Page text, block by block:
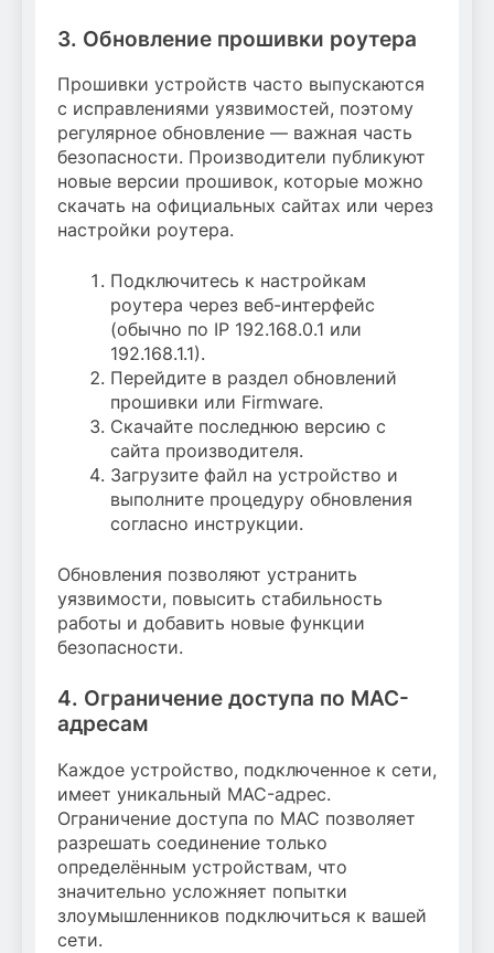
3. Обновление прошивки роутера
Прошивки устройств часто выпускаются
с исправлениями уязвимостей, поэтому
регулярное обновление — важная часть
безопасности. Производители публикуют
новые версии прошивок, которые можно
скачать на официальных сайтах или через
настройки роутера.
Подключитесь к настройкам
роутера через веб-интерфейс
(обычно по IP 192.168.0.1 или
192.168.1.1).
Перейдите в раздел обновлений
прошивки или Firmware.
Скачайте последнюю версию с
сайта производителя.
Загрузите файл на устройство и
выполните процедуру обновления
согласно инструкции.
Обновления позволяют устранить
уязвимости, повысить стабильность
работы и добавить новые функции
безопасности.
4. Ограничение доступа по MAC-
адресам
Каждое устройство, подключенное к сети,
имеет уникальный MAC-адрес.
Ограничение доступа по MAC позволяет
разрешать соединение только
определённым устройствам, что
значительно усложняет попытки
злоумышленников подключиться к вашей
сети.